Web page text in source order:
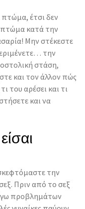
πτώμα, έτσι δεν
πτώμα κατά την
Μην στέκεστε
την
στάση,
και τον άλλον πώς
του αρέσει και τι
και να
την
Πριν από το σεξ
προβλημάτων